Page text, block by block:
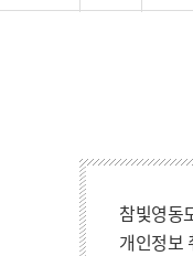
참빛영동
개인정보